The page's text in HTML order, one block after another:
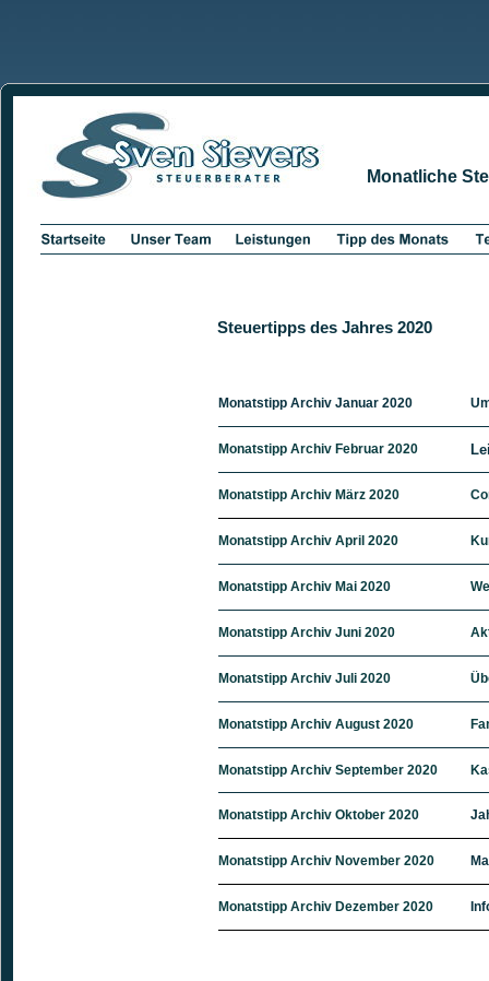
Steuertipps des Jahres 2020
Monatstipp Archiv Januar 2020
Monatstipp Archiv Februar 2020
Monatstipp Archiv März 2020
Monatstipp Archiv April 2020
Monatstipp Archiv Mai 2020
Monatstipp Archiv Juni 2020
Monatstipp Archiv Juli 2020
Monatstipp Archiv August 2020
Monatstipp Archiv September 2020
Monatstipp Archiv Oktober 2020
Monatstipp Archiv November 2020
Monatstipp Archiv Dezember 2020
Monatliche